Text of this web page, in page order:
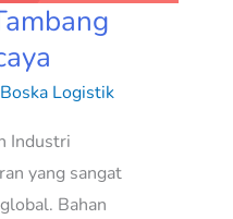
Boska Logistik
Industri
yang sangat
Bahan